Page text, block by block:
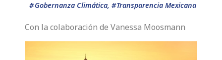
InfórmateGobernanza Climática, Transparencia Mexicana
Con la colaboración de Vanessa Moosmann